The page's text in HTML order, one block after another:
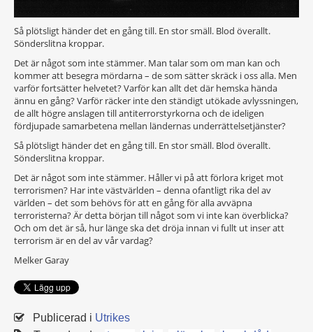
Så plötsligt händer det en gång till. En stor smäll. Blod överallt.
Sönderslitna kroppar.
Det är något som inte stämmer. Man talar som om man kan och
kommer att besegra mördarna – de som sätter skräck i oss alla. Men
varför fortsätter helvetet? Varför kan allt det där hemska hända
ännu en gång? Varför räcker inte den ständigt utökade avlyssningen,
de allt högre anslagen till antiterrorstyrkorna och de ideligen
fördjupade samarbetena mellan ländernas underrättelsetjänster?
Så plötsligt händer det en gång till. En stor smäll. Blod överallt.
Sönderslitna kroppar.
Det är något som inte stämmer. Håller vi på att förlora kriget mot
terrorismen? Har inte västvärlden – denna ofantligt rika del av
världen – det som behövs för att en gång för alla avväpna
terroristerna? Är detta början till något som vi inte kan överblicka?
Och om det är så, hur länge ska det dröja innan vi fullt ut inser att
terrorism är en del av vår vardag?
Melker Garay
Publicerad i Utrikes